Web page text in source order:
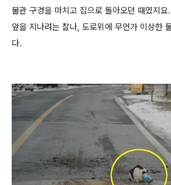
물관 구경을 마치고 집으로 돌아오던 때였지
앞을 지나려는 찰나, 도로위에 무언가 이상한
다.